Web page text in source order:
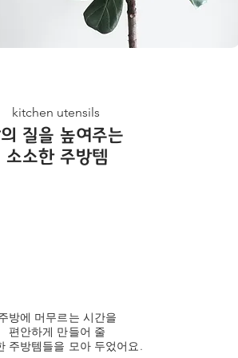
kitchen utensils
질을 높여주는
소소한 주방템
방에 머무르는 시간을
편안하게 만들어 줄
주방템들을 모아 두었어요.